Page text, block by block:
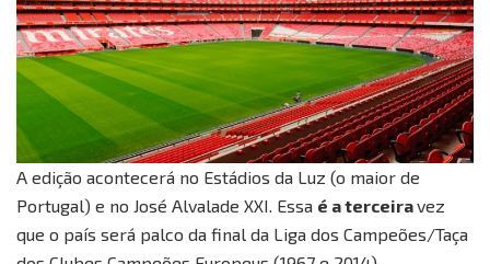
A edição acontecerá no Estádios da Luz (o maior de
Portugal) e no José Alvalade XXI. Essa é a terceiravez
que o país será palco da final da Liga dos Campeões/Taça